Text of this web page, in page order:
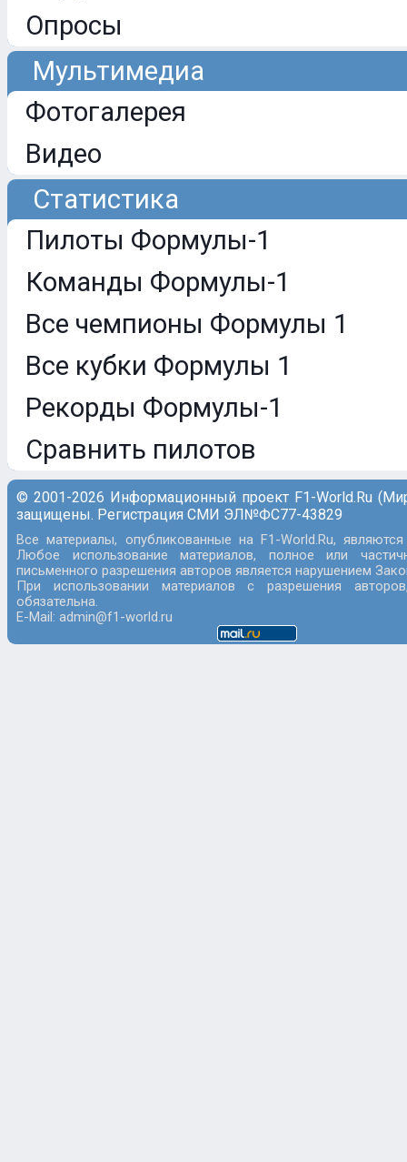
Опросы
Мультимедиа
Фотогалерея
Видео
Статистика
Пилоты Формулы-1
Команды Формулы-1
Все чемпионы Формулы 1
Все кубки Формулы 1
Рекорды Формулы-1
Сравнить пилотов
© 2001-2026 Информационный проект F1-World.Ru
защищены. Регистрация СМИ ЭЛ№ФС77-43829
Все материалы, опубликованные на F1-World.Ru,
Любое использование материалов, полное или
письменного разрешения авторов является нарушением
При использовании материалов с разрешения
обязательна.
E-Mail: admin@f1-world.ru